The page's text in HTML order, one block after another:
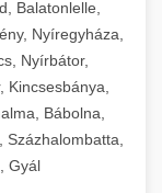
-
összes
rendszerek
figyelő
hosszú
biztonsági
modellek
és a
szükséges
sütők,
Balatonlelle,
Nyíregyháza,
Nyírbátor,
Kincsesbánya,
Bábolna,
Gyál